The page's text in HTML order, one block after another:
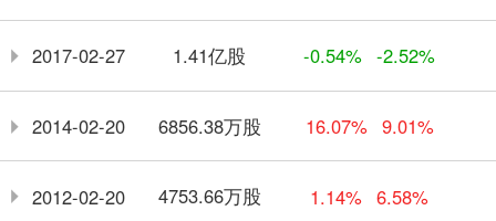
2017-02-27 1.41亿股 -0.54% -2.52%
2014-02-20 6856.38万股 16.07% 9.01%
2012-02-20 4753.66万股 1.14% 6.58%